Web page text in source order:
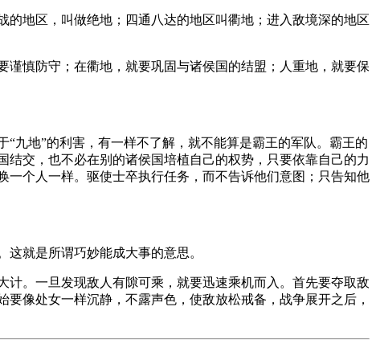
地区，叫做绝地；四通八达的地区叫衢地；进入敌境深的地区
慎防守；在衢地，就要巩固与诸侯国的结盟；人重地，就要保
九地”的利害，有一样不了解，就不能算是霸王的军队。霸王的
交，也不必在别的诸侯国培植自己的权势，只要依靠自己的力
个人一样。驱使士卒执行任务，而不告诉他们意图；只告知他
就是所谓巧妙能成大事的意思。
。一旦发现敌人有隙可乘，就要迅速乘机而入。首先要夺取敌
像处女一样沉静，不露声色，使敌放松戒备，战争展开之后，